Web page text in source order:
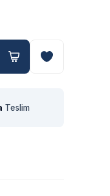
Teslim